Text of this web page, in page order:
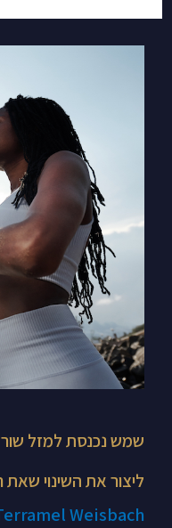
שמש נכנסת למזל שור
ליצור את השינוי שאת
Weisbach
וצמידות
צדק-יורנוס
–
ליצור
את
השינוי
שאת
להביא
לחייך?